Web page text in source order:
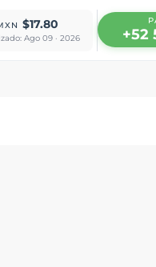
$17.80
Ago 09 · 2026 +52